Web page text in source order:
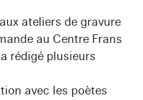
ateliers de gravure
au Centre Frans
rédigé plusieurs
avec les poètes